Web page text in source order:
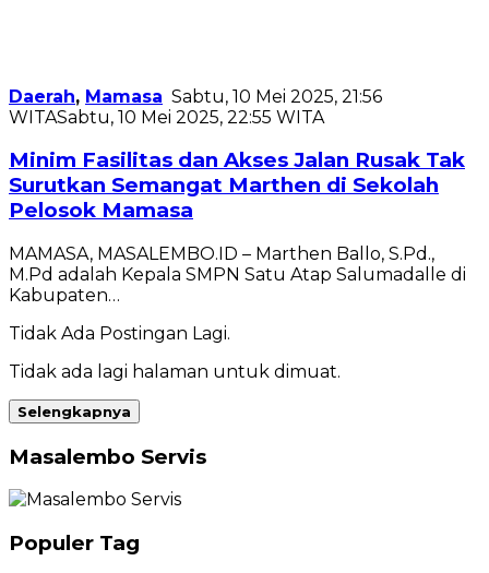
Daerah, Mamasa Sabtu, 10 Mei 2025, 21:56
WITASabtu, 10 Mei 2025, 22:55 WITA
Minim Fasilitas dan Akses Jalan Rusak Tak
Surutkan Semangat Marthen di Sekolah
Pelosok Mamasa
MAMASA, MASALEMBO.ID – Marthen Ballo, S.Pd.,
M.Pd adalah Kepala SMPN Satu Atap Salumadalle di
Kabupaten…
Tidak Ada Postingan Lagi.
Tidak ada lagi halaman untuk dimuat.
Selengkapnya
Masalembo Servis
Populer Tag